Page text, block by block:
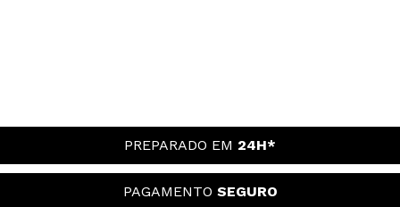
PREPARADO EM 24H*
PAGAMENTO SEGURO